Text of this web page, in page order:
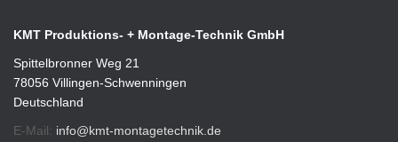
KMT Produktions- + Montage-Technik GmbH
Spittelbronner Weg 21
78056 Villingen-Schwenningen
Deutschland
E-Mail: info@kmt-montagetechnik.de